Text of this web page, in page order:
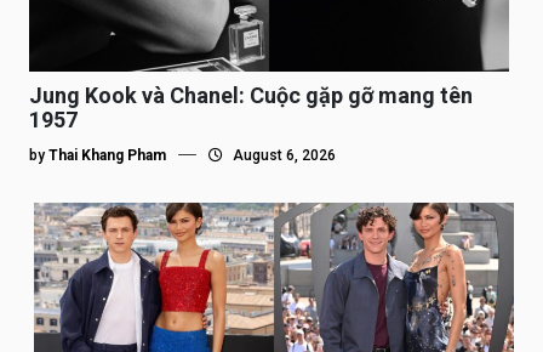
Jung Kook và Chanel: Cuộc gặp gỡ mang tên
1957
by Thai Khang Pham August 6, 2026